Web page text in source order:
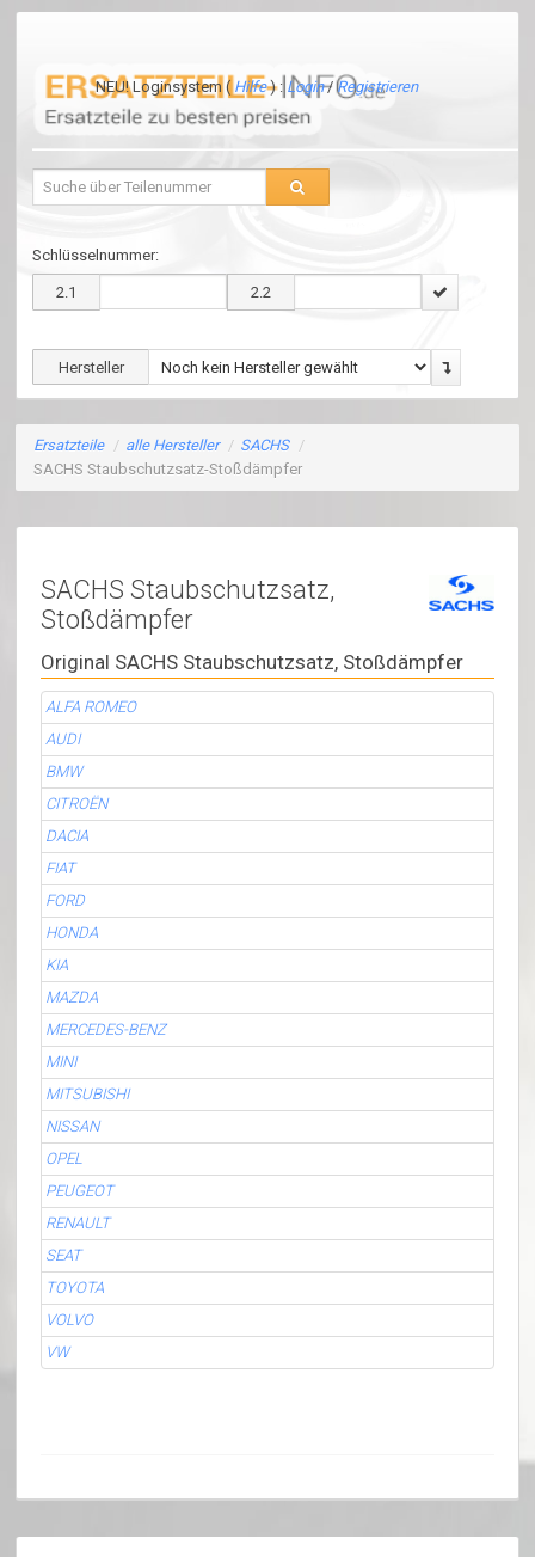
NEU! Loginsystem ( Hilfe) : Login/Registrieren
Schlüsselnummer:
2.1 2.2
Hersteller
Ersatzteile / alle Hersteller / SACHS /
SACHS Staubschutzsatz-Stoßdämpfer
SACHS Staubschutzsatz,
Stoßdämpfer
Original SACHS Staubschutzsatz, Stoßdämpfer
ALFA ROMEO
AUDI
BMW
CITROËN
DACIA
FIAT
FORD
HONDA
KIA
MAZDA
MERCEDES-BENZ
MINI
MITSUBISHI
NISSAN
OPEL
PEUGEOT
RENAULT
SEAT
TOYOTA
VOLVO
VW